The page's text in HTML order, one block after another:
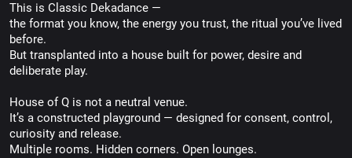
This is Classic Dekadance —
the format you know, the energy you trust, the ritual you’ve lived
before.
But transplanted into a house built for power, desire and
deliberate play.
House of Q is not a neutral venue.
It’s a constructed playground — designed for consent, control,
curiosity and release.
Multiple rooms. Hidden corners. Open lounges.